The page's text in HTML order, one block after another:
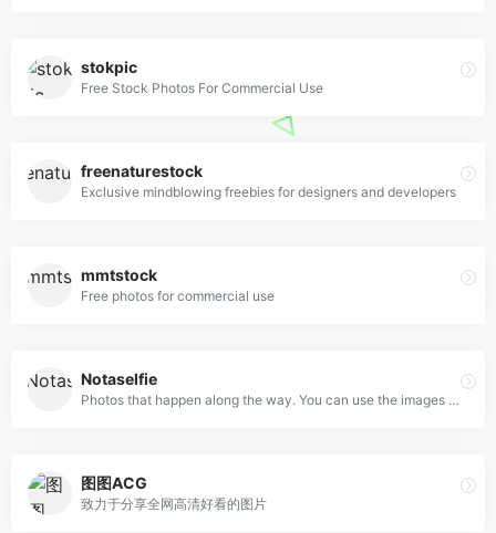
stokpic
Free Stock Photos For Commercial Use
freenaturestock
Exclusive mindblowing freebies for designers and developers
mmtstock
Free photos for commercial use
Notaselfie
Photos that happen along the way. You can use the images anyway you like. Have fun!
图图ACG
致力于分享全网高清好看的图片